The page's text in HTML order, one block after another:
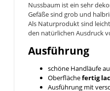
Nussbaum ist ein sehr
Gefäße sind grob und
Als Naturprodukt sind
den natürlichen Ausdruck
Ausführung
schöne Handläufe
Oberflächefertig
Ausführung mit